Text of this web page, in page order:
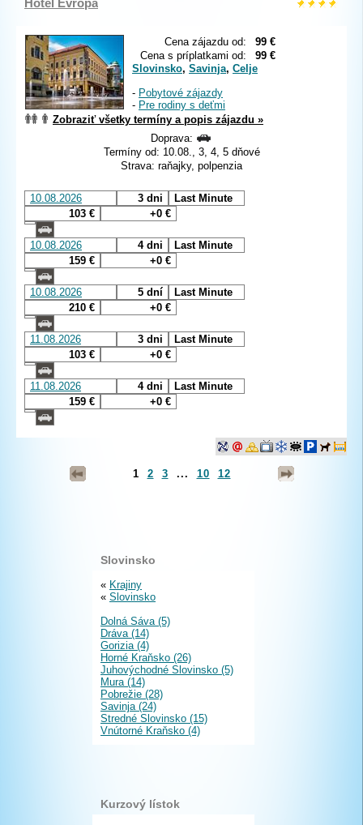
Hotel Evropa
Cena zájazdu od:
99 €
Cena s príplatkami od:
99 €
Slovinsko, Savinja, Celje
- Pobytové zájazdy
- Pre rodiny s deťmi
Zobraziť všetky termíny a popis zájazdu »
Doprava:
Termíny od: 10.08., 3, 4, 5 dňové
Strava: raňajky, polpenzia
10.08.2026 3 dni
Last Minute
103 €
+0 €
10.08.2026 4 dni
Last Minute
159 €
+0 €
10.08.2026 5 dní
Last Minute
210 €
+0 €
11.08.2026 3 dni
Last Minute
103 €
+0 €
11.08.2026 4 dni
Last Minute
159 €
+0 €
1 2 3 ... 10 12
Slovinsko
« Krajiny
« Slovinsko
Dolná Sáva (5)
Dráva (14)
Gorizia (4)
Horné Kraňsko (26)
Juhovýchodné Slovinsko (5)
Mura (14)
Pobrežie (28)
Savinja (24)
Stredné Slovinsko (15)
Vnútorné Kraňsko (4)
Kurzový lístok